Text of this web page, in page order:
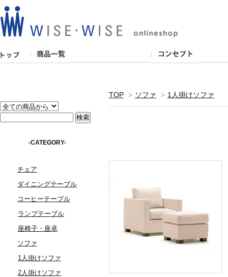
TOP > ソファ > 1人掛けソファ
-CATEGORY-
チェア
ダイニングテーブル
コーヒーテーブル
ランプテーブル
座椅子・座卓
ソファ
1人掛けソファ
2人掛けソファ